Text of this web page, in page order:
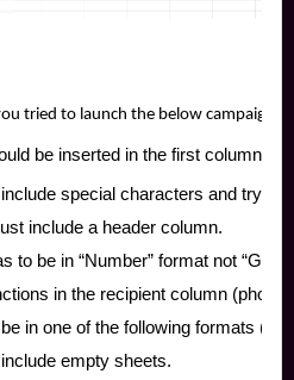
tried to launch the below campaigns
be inserted in the first column of
special characters and try to
include a header column.
to be in “Number” format not
in the recipient column
in one of the following formats
empty sheets.